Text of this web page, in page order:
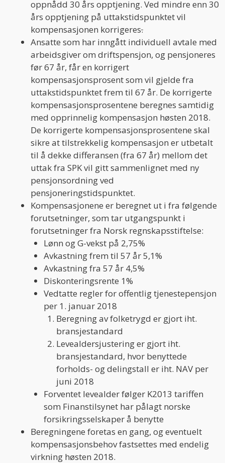
oppnådd 30 års opptjening. Ved mindre enn 30
års opptjening på uttakstidspunktet vil
kompensasjonen korrigeres.
Ansatte som har inngått individuell avtale med
arbeidsgiver om driftspensjon, og pensjoneres
før 67 år, får en korrigert
kompensasjonsprosent som vil gjelde fra
uttakstidspunktet frem til 67 år. De korrigerte
kompensasjonsprosentene beregnes samtidig
med opprinnelig kompensasjon høsten 2018.
De korrigerte kompensasjonsprosentene skal
sikre at tilstrekkelig kompensasjon er utbetalt
til å dekke differansen (fra 67 år) mellom det
uttak fra SPK vil gitt sammenlignet med ny
pensjonsordning ved
pensjoneringstidspunktet.
Kompensasjonene er beregnet ut i fra følgende
forutsetninger, som tar utgangspunkt i
forutsetninger fra Norsk regnskapsstiftelse:
Lønn og G-vekst på 2,75%
Avkastning frem til 57 år 5,1%
Avkastning fra 57 år 4,5%
Diskonteringsrente 1%
Vedtatte regler for offentlig tjenestepensjon
per 1. januar 2018
Beregning av folketrygd er gjort iht.
bransjestandard
Levealdersjustering er gjort iht.
bransjestandard, hvor benyttede
forholds- og delingstall er iht. NAV per
juni 2018
Forventet levealder følger K2013 tariffen
som Finanstilsynet har pålagt norske
forsikringsselskaper å benytte
Beregningene foretas en gang, og eventuelt
kompensasjonsbehov fastsettes med endelig
virkning høsten 2018.